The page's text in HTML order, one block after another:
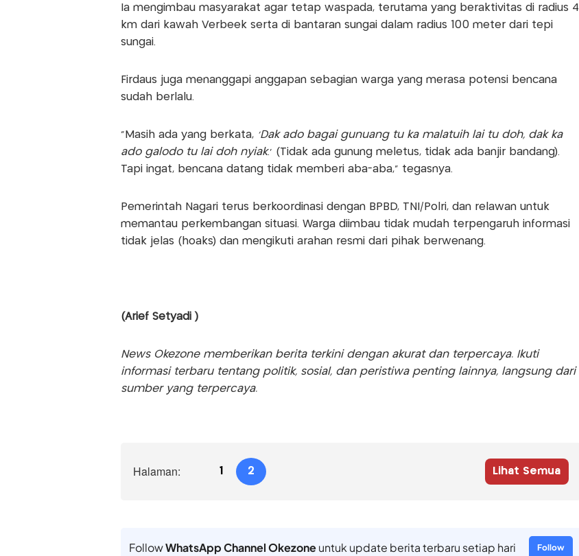
Ia mengimbau masyarakat agar tetap waspada, terutama yang beraktivitas di radius 4
km dari kawah Verbeek serta di bantaran sungai dalam radius 100 meter dari tepi
sungai.
Firdaus juga menanggapi anggapan sebagian warga yang merasa potensi bencana
sudah berlalu.
“Masih ada yang berkata, ‘Dak ado bagai gunuang tu ka malatuih lai tu doh, dak ka
ado galodo tu lai doh nyiak.’ (Tidak ada gunung meletus, tidak ada banjir bandang).
Tapi ingat, bencana datang tidak memberi aba-aba,” tegasnya.
Pemerintah Nagari terus berkoordinasi dengan BPBD, TNI/Polri, dan relawan untuk
memantau perkembangan situasi. Warga diimbau tidak mudah terpengaruh informasi
tidak jelas (hoaks) dan mengikuti arahan resmi dari pihak berwenang.
(Arief Setyadi )
News Okezone memberikan berita terkini dengan akurat dan terpercaya. Ikuti
informasi terbaru tentang politik, sosial, dan peristiwa penting lainnya, langsung dari
sumber yang terpercaya.
Halaman: 1 2 Lihat Semua
FollowWhatsApp Channel Okezoneuntuk update berita terbaru setiap hari Follow